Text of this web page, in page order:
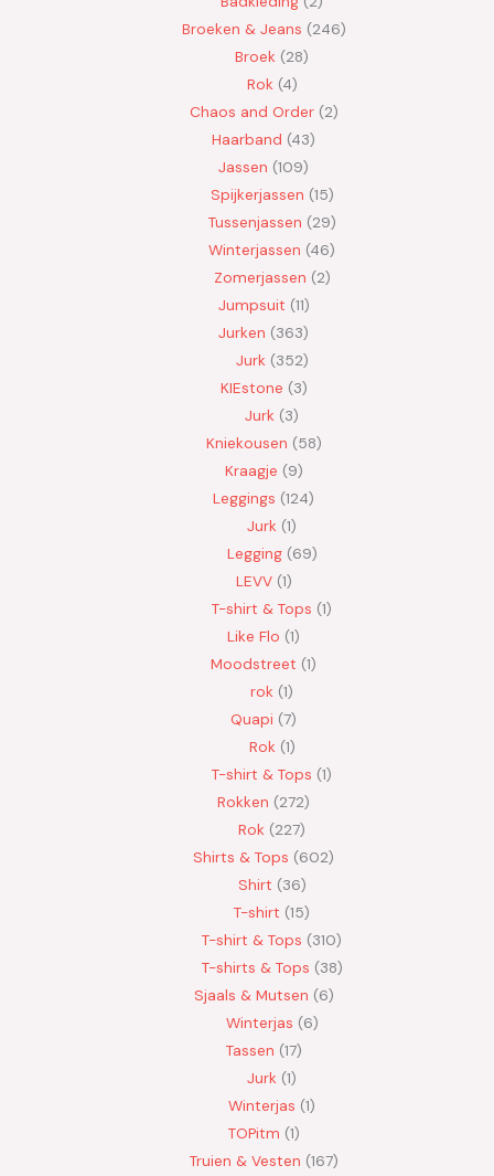
Broeken & Jeans 246
Broek 28
Rok 4
Chaos and Order 2
Haarband 43
Jassen 109
Spijkerjassen 15
Tussenjassen 29
Winterjassen 46
Zomerjassen 2
Jumpsuit 11
Jurken 363
Jurk 352
KIEstone 3
Jurk 3
Kniekousen 58
Kraagje 9
Leggings 124
Jurk 1
Legging 69
LEVV 1
T-shirt & Tops 1
Like Flo 1
Moodstreet 1
rok 1
Quapi 7
Rok 1
T-shirt & Tops 1
Rokken 272
Rok 227
Shirts & Tops 602
Shirt 36
T-shirt 15
T-shirt & Tops 310
T-shirts & Tops 38
Sjaals & Mutsen 6
Winterjas 6
Tassen 17
Jurk 1
Winterjas 1
TOPitm 1
Truien & Vesten 167